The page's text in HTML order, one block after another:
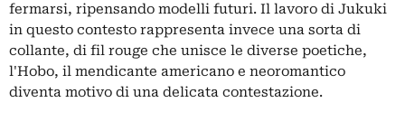
fermarsi, ripensando modelli futuri. Il lavoro di Jukuki
in questo contesto rappresenta invece una sorta di
collante, di fil rouge che unisce le diverse poetiche,
l'Hobo, il mendicante americano e neoromantico
diventa motivo di una delicata contestazione.